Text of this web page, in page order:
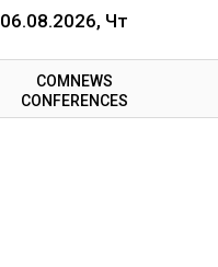
06.08.2026, Чт
COMNEWS
CONFERENCES